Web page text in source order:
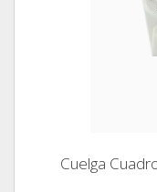
Cuelga